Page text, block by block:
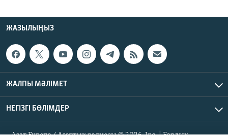
ЖАЗЫЛЫҢЫЗ
ЖАЛПЫ МӘЛІМЕТ
НЕГІЗГІ БӨЛІМДЕР